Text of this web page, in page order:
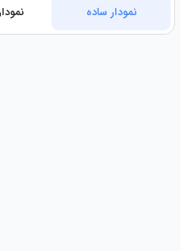
نمودار ساده